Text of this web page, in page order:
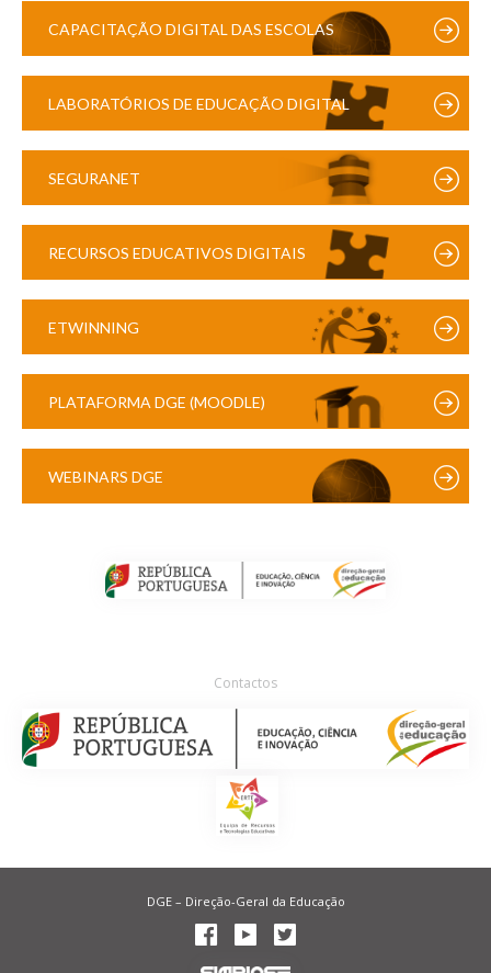
CAPACITAÇÃO DIGITAL DAS ESCOLAS
LABORATÓRIOS DE EDUCAÇÃO DIGITAL
SEGURANET
RECURSOS EDUCATIVOS DIGITAIS
ETWINNING
PLATAFORMA DGE (MOODLE)
WEBINARS DGE
Contactos
DGE – Direção-Geral da Educação